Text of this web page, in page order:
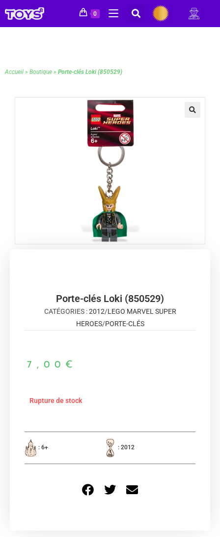
0
Accueil » Boutique » Porte-clés Loki (850529)
Porte-clés Loki (850529)
CATÉGORIES :2012/LEGO MARVEL SUPER
HEROES/PORTE-CLÉS
7,00 €
Rupture de stock
: 6+ : 2012